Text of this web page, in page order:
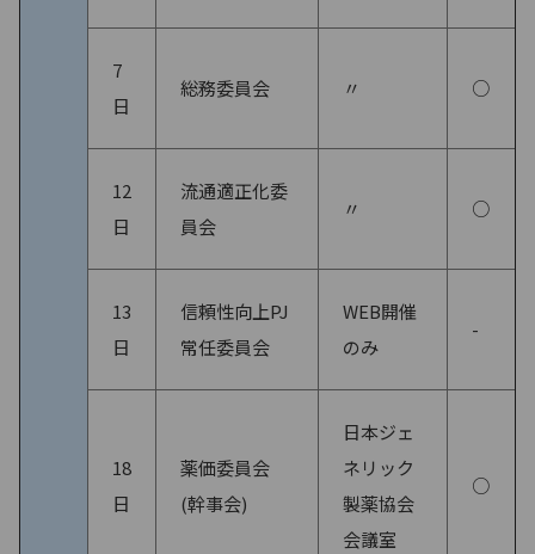
7
日
総務委員会 〃 ○
12
日
流通適正化委
員会
〃 ○
13
日
信頼性向上PJ
常任委員会
WEB開催
のみ
-
18
日
薬価委員会
(幹事会)
日本ジェ
ネリック
製薬協会
会議室
○